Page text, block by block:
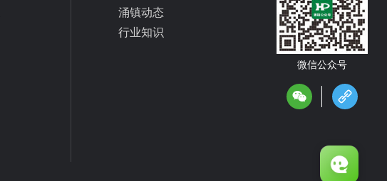
微信公众号
涌镇动态
行业知识